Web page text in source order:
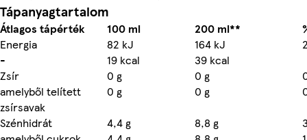
Tápanyagtartalom
Átlagos tápérték 100 ml 200 ml**
Energia
82 kJ 164 kJ
-
19 kcal
39 kcal
Zsír
0 g 0 g
amelyből telített
zsírsavak
0 g 0 g
Szénhidrát
4,4 g 8,8 g